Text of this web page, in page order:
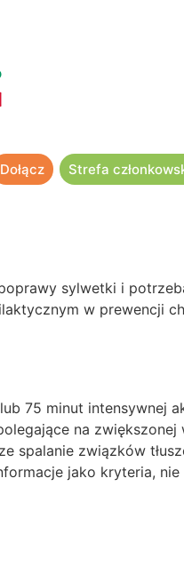
Dołącz Strefa
sylwetki i
w prewencji
75 minut intensywnej
na zwiększonej
spalanie związków
jako kryteria,